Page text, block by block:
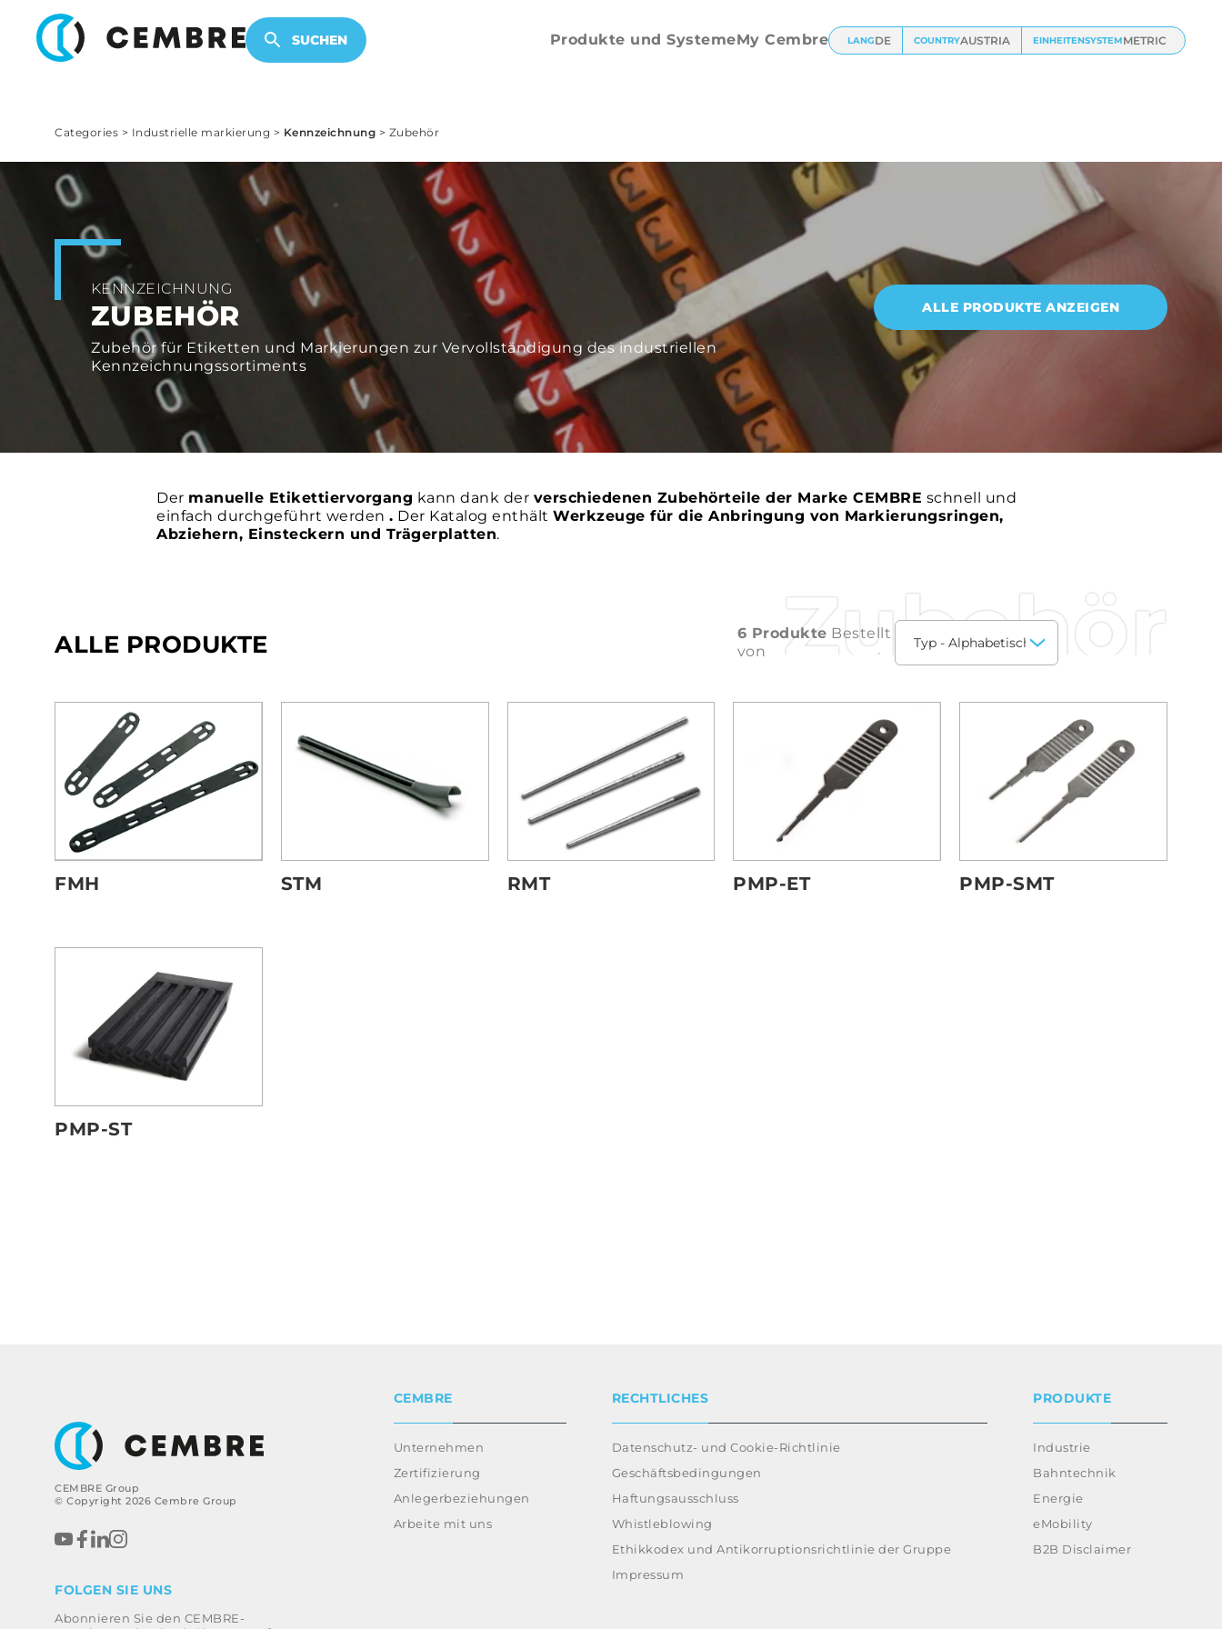
SUCHEN Produkte und SystemeMy Cembre LANGDE COUNTRYAUSTRIA EINHEITENSYSTEMMETRIC
Ersatzteile und Zubehör
ELEKTRONISCHE PRODUKTE
Categories > Industrielle markierung > Kennzeichnung > Zubehör
KENNZEICHNUNG
ZUBEHÖR
Zubehör für Etiketten und Markierungen zur Vervollständigung des industriellen
Kennzeichnungssortiments
ALLE PRODUKTE ANZEIGEN
Der manuelle Etikettiervorgang kann dank der verschiedenen Zubehörteile der Marke CEMBRE schnell und
einfach durchgeführt werden . Der Katalog enthält Werkzeuge für die Anbringung von Markierungsringen,
Abziehern, Einsteckern und Trägerplatten.
ALLE PRODUKTE Zubehör
6 Produkte Bestellt
von
FMH STM RMT PMP-ET PMP-SMT
PMP-ST
CEMBRE Group
© Copyright 2026 Cembre Group
CEMBRE
Unternehmen
Zertifizierung
Anlegerbeziehungen
Arbeite mit uns
RECHTLICHES
Datenschutz- und Cookie-Richtlinie
Geschäftsbedingungen
Haftungsausschluss
Whistleblowing
Ethikkodex und Antikorruptionsrichtlinie der Gruppe
Impressum
PRODUKTE
Industrie
Bahntechnik
Energie
eMobility
B2B Disclaimer
FOLGEN SIE UNS
Abonnieren Sie den CEMBRE-